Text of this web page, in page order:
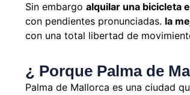
Sin embargo alquilar una bicicleta
con pendientes pronunciadas. la
con una total libertad de
¿ Porque Palma de
Palma de Mallorca es una ciudad